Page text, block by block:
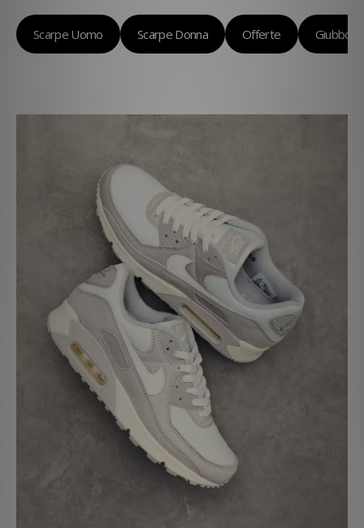
Scarpe Uomo Scarpe Donna Offerte